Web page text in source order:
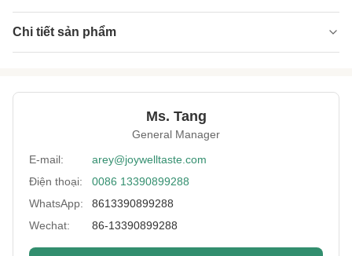
Chi tiết sản phẩm
12 tháng
Delivery: Bằng đường biển hoặc đường hàng không
Lead Time: Trong vòng 25 ngày
Certificate:
Ms. Tang
General Manager
E-mail:
arey@joywelltaste.com
Điện thoại:
0086 13390899288
WhatsApp:
8613390899288
Wechat:
86-13390899288